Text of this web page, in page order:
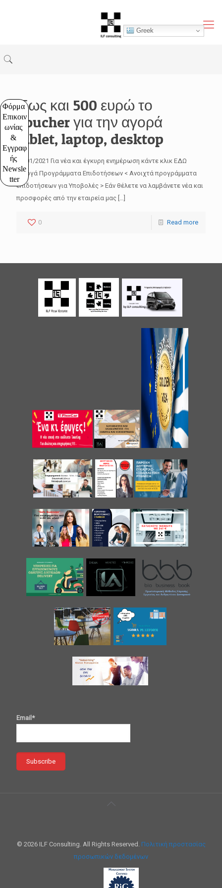
Φόρμα
Επικοιν
ωνίας
&
Εγγραφ
ής
Newsle
tter
Έως και 500 ευρώ το
voucher για την αγορά
tablet, laptop, desktop
12/01/2021 Για νέα και έγκυρη ενημέρωση κάντε κλικ ΕΔΩ
Ενεργά Προγράμματα Επιδοτήσεων < Ανοιχτά προγράμματα
επιδοτήσεων για Υποβολές > Εάν θέλετε να λαμβάνετε νέα και
προσφορές από την εταιρεία μας […]
0 Read more
Email*
© 2026 ILF Consulting. All Rights Reserved. Πολιτική προστασίας
προσωπικών δεδομένων
Greek